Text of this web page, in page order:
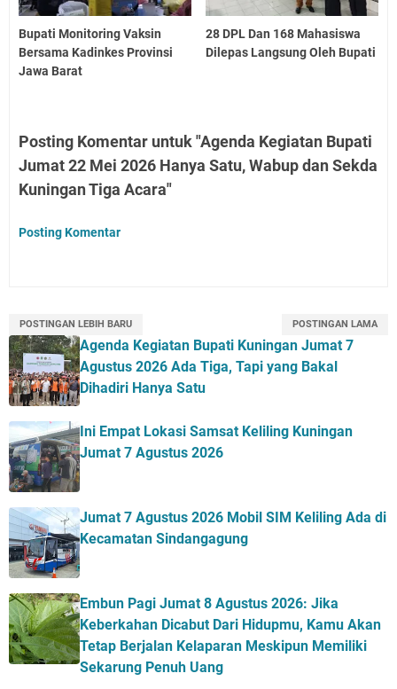
Bupati Monitoring Vaksin
Bersama Kadinkes Provinsi
Jawa Barat
28 DPL Dan 168 Mahasiswa
Dilepas Langsung Oleh Bupati
Posting Komentar untuk "Agenda Kegiatan Bupati
Jumat 22 Mei 2026 Hanya Satu, Wabup dan Sekda
Kuningan Tiga Acara"
Posting Komentar
POSTINGAN LEBIH BARU POSTINGAN LAMA
Agenda Kegiatan Bupati Kuningan Jumat 7
Agustus 2026 Ada Tiga, Tapi yang Bakal
Dihadiri Hanya Satu
Ini Empat Lokasi Samsat Keliling Kuningan
Jumat 7 Agustus 2026
Jumat 7 Agustus 2026 Mobil SIM Keliling Ada di
Kecamatan Sindangagung
Embun Pagi Jumat 8 Agustus 2026: Jika
Keberkahan Dicabut Dari Hidupmu, Kamu Akan
Tetap Berjalan Kelaparan Meskipun Memiliki
Sekarung Penuh Uang